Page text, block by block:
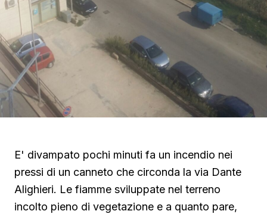
E' divampato pochi minuti fa un incendio nei
pressi di un canneto che circonda la via Dante
Alighieri. Le fiamme sviluppate nel terreno
incolto pieno di vegetazione e a quanto pare,